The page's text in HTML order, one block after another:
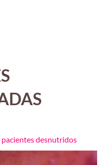
desnutridos